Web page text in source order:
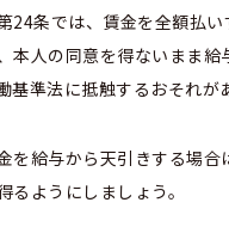
24条では、賃金を全額払
本人の同意を得ないまま給
基準法に抵触するおそれが
を給与から天引きする場合
るようにしましょう。